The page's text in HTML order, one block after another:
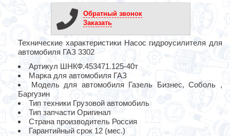
Обратный звонок
Заказать
Технические характеристики Насос гидроусилителя для
автомобиля ГАЗ 3302
Артикул ШНКФ.453471.125-40т
Марка для автомобиля ГАЗ
Модель для автомобиля Газель Бизнес, Соболь ,
Баргузин
Тип техники Грузовой автомобиль
Тип запчасти Оригинал
Страна производитель Россия
Гарантийный срок 12 (мес.)